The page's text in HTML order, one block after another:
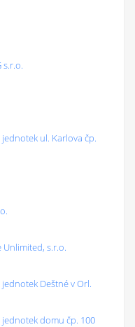
s.r.o.
ul. Karlova čp.
Unlimited, s.r.o.
Deštné v Orl.
domu čp. 100